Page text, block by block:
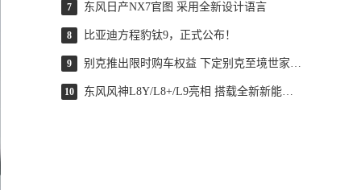
7 东风日产NX7官图 采用全新设计语言
8 比亚迪方程豹钛9，正式公布！
9 别克推出限时购车权益 下定别克至境世家万家版直降2万元
10 东风风神L8Y/L8+/L9亮相 搭载全新新能源技术